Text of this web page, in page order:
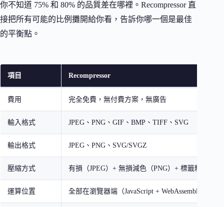
你不知道 75% 和 80% 的品質差在哪裡。Recompressor 直
接把所有可能的比例攤開給你看，告訴你哪一個是最佳
的平衡點。
項目 Recompressor
費用 完全免費，無付費方案，無廣告
輸入格式 JPEG、PNG、GIF、BMP、TIFF、SVG
輸出格式 JPEG、PNG、SVG/SVGZ
壓縮方式 有損（JPEG）+ 無損減色（PNG）+ 標籤精簡（
運算位置 全部在瀏覽器端（JavaScript + WebAssembly）